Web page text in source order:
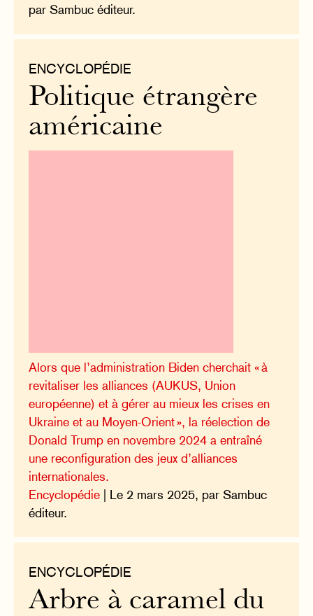
par Sambuc éditeur.
ENCYCLOPÉDIE
Politique étrangère
américaine
Alors que l’administration Biden cherchait « à
revitaliser les alliances (AUKUS, Union
européenne) et à gérer au mieux les crises en
Ukraine et au Moyen-Orient », la réelection de
Donald Trump en novembre 2024 a entraîné
une reconfiguration des jeux d’alliances
internationales.
Encyclopédie | Le 2 mars 2025, par Sambuc
éditeur.
ENCYCLOPÉDIE
Arbre à caramel du